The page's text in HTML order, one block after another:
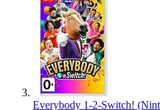
Everybody 1-2-Switch!